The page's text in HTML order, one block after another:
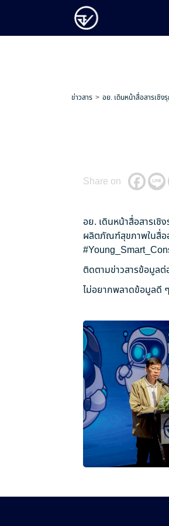
ข่าวสาร อย. เดินหน้าสื่อสารเชิง
Share on
อย. เดินหน้าสื่อสารเชิ
ผลิตภัณฑ์สุขภาพในสื่อ
ติดตามข่าวสารข้อมูล
ไม่อยากพลาดข้อมูลดี